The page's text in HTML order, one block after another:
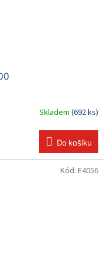
Skladem (692 ks)
Do košíku
Kód: E4056